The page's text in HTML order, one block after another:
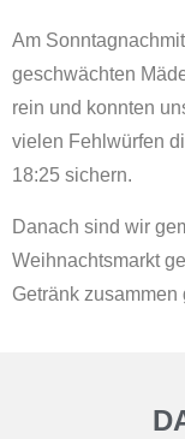
Am
geschwächten
rein und konnten
vielen Fehlwürfen
18:25 sichern.
Danach sind wir
Weihnachtsmarkt
Getränk zusammen